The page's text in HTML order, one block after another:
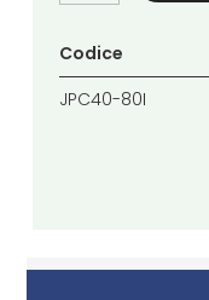
Codice
JPC40-80I